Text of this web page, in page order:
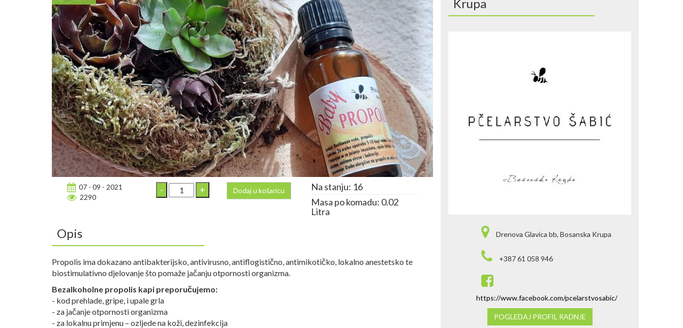
07 - 09 - 2021
2290
Dodaj u košaricu
Na stanju: 16
Masa po komadu: 0.02
Litra
Opis
Propolis ima dokazano antibakterijsko, antivirusno, antiflogistično, antimikotičko, lokalno anestetsko te
biostimulativno djelovanje što pomaže jačanju otpornosti organizma.
Bezalkoholne propolis kapi preporučujemo:
- kod prehlade, gripe, i upale grla
- za jačanje otpornosti organizma
- za lokalnu primjenu – ozljede na koži, dezinfekcija
Krupa
Drenova Glavica bb, Bosanska Krupa
+387 61 058 946
https://www.facebook.com/pcelarstvosabic/
POGLEDAJ PROFIL RADNJE